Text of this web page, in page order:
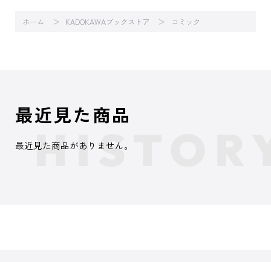
ホーム KADOKAWAブックストア コミック
最近見た商品
最近見た商品がありません。